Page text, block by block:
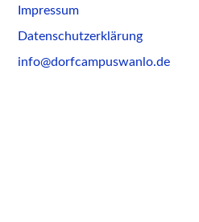
Skip
to
Impressum
Datenschutzerklärung
info@dorfcampuswanlo.de